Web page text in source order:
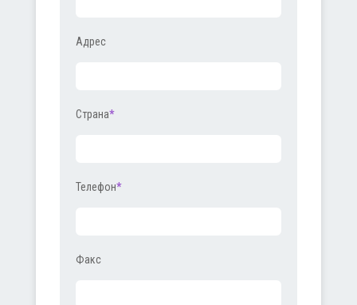
Адрес
Страна*
Телефон*
Факс